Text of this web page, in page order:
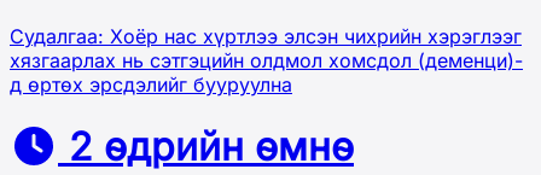
Судалгаа: Хоёр нас хүртлээ элсэн чихрийн хэрэглээг
хязгаарлах нь сэтгэцийн олдмол хомсдол (деменци)-
д өртөх эрсдэлийг бууруулна
2 өдрийн өмнө